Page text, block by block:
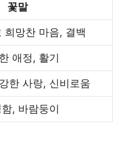
꽃말
희망찬 마음, 결백
애정, 활기
한 사랑, 신비로움
, 바람둥이